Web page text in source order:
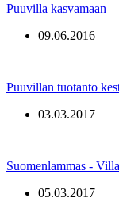
Puuvilla kasvamaan
09.06.2016
Puuvillan tuotanto
03.03.2017
Suomenlammas -
05.03.2017